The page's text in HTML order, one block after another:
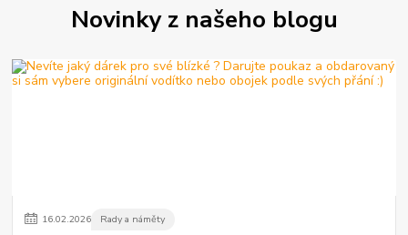
Novinky z našeho blogu
16.02.2026 Rady a náměty